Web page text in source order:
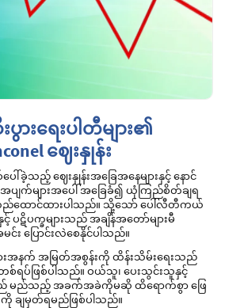
ားရေးပါတီများ၏
ဈေးနှုန်း
ခဲ့သည့် ဈေးနှုန်းအခြေအနေများနှင့် နောင်
ပျက်များအပေါ် အခြေခံ၍ ယုံကြည်စိတ်ချရ
ည်ထောင်ထားပါသည်။ သို့သော် ပေါ်လီတီကယ်
နှင့် ပဋိပက္ခများသည် အချိန်အတော်များမီ
း ပြောင်းလဲစေနိုင်ပါသည်။
ျားအနက် အမြတ်အစွန်းကို ထိန်းသိမ်းရေးသည်
ရပ်ဖြစ်ပါသည်။ ဝယ်သူ၊ ပေးသွင်းသူနှင့်
ည် မည်သည့် အခက်အခဲကိုမဆို ထိရောက်စွာ ဖြေ
ကို ချမှတ်ရမည်ဖြစ်ပါသည်။